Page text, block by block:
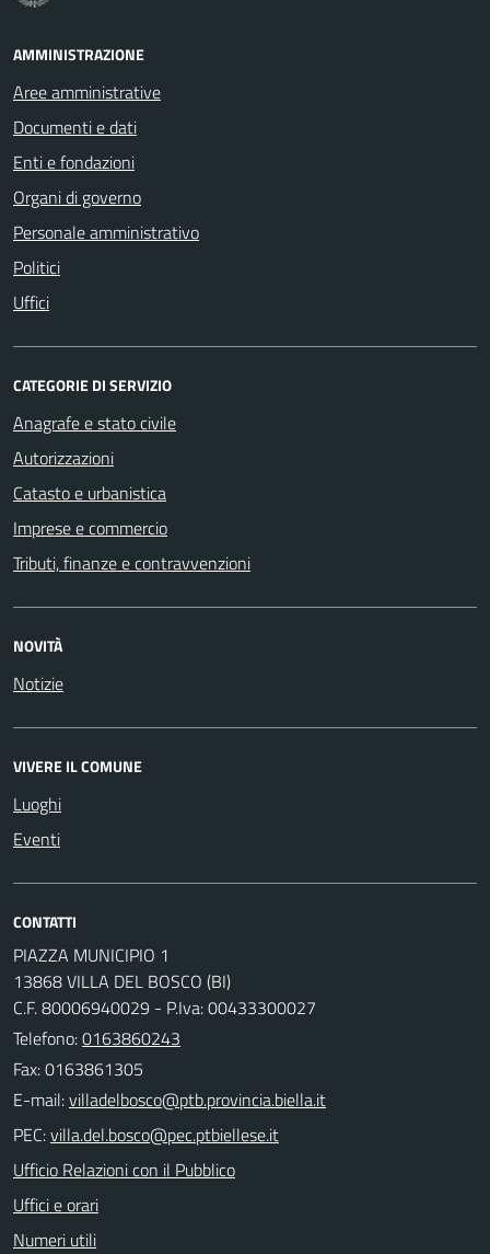
AMMINISTRAZIONE
Aree amministrative
Documenti e dati
Enti e fondazioni
Organi di governo
Personale amministrativo
Politici
Uffici
CATEGORIE DI SERVIZIO
Anagrafe e stato civile
Autorizzazioni
Catasto e urbanistica
Imprese e commercio
Tributi, finanze e contravvenzioni
NOVITÀ
Notizie
VIVERE IL COMUNE
Luoghi
Eventi
CONTATTI
PIAZZA MUNICIPIO 1
13868 VILLA DEL BOSCO (BI)
C.F. 80006940029 - P.Iva: 00433300027
Telefono:0163860243
Fax: 0163861305
E-mail:
PEC:
Ufficio Relazioni con il Pubblico
Uffici e orari
Numeri utili